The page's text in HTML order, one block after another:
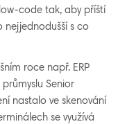
code tak, aby příští
nejjednodušší s co
roce např. ERP
Senior
nastalo ve skenování
se využívá